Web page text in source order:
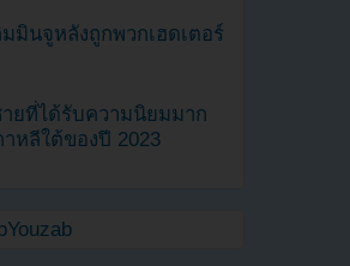
มินจูหลังถูกพวกเฮดเตอร์
ยที่ได้รับความนิยมมาก
หลีใต้ของปี 2023